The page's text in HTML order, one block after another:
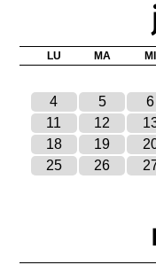
LU MA MI
4
5 6
11
12
18
19
25
26